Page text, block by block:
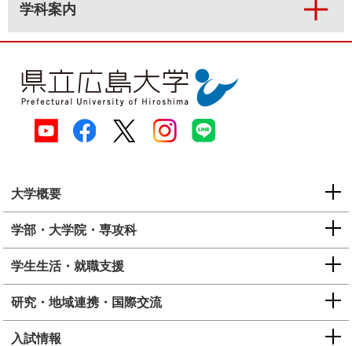
学科案内
大学概要
学部・大学院・専攻科
学生生活・就職支援
研究・地域連携・国際交流
入試情報